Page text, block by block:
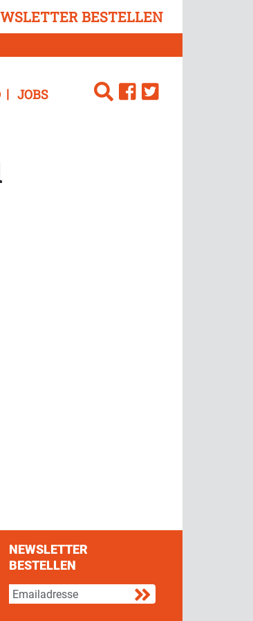
BESTELLEN
JOBS
Twitter
NEWSLETTER
BESTELLEN